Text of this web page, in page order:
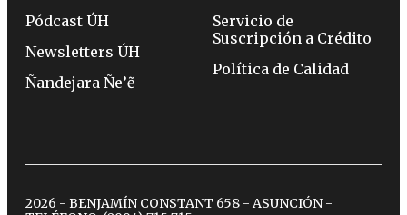
Pódcast ÚH
Newsletters ÚH
Ñandejara Ñe’ẽ
Servicio de
Suscripción a Crédito
Política de Calidad
2026 - BENJAMÍN CONSTANT 658 - ASUNCIÓN -